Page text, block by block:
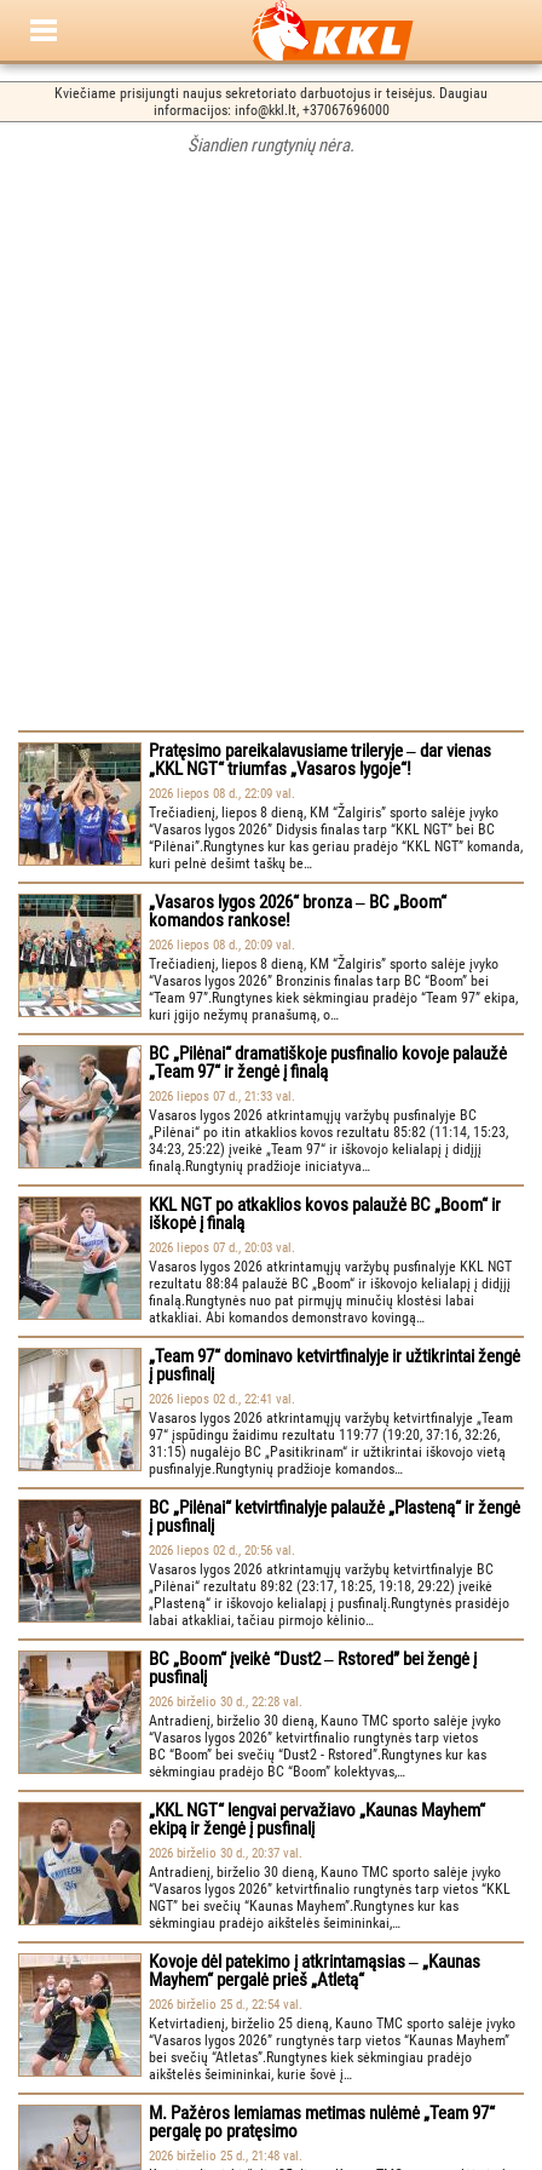
Kviečiame prisijungti naujus sekretoriato darbuotojus ir teisėjus. Daugiau
informacijos: info@kkl.lt, +37067696000
Šiandien rungtynių nėra.
Pratęsimo pareikalavusiame trileryje ‒ dar vienas
„KKL NGT“ triumfas „Vasaros lygoje“!
2026 liepos 08 d., 22:09 val.
Trečiadienį, liepos 8 dieną, KM “Žalgiris” sporto salėje įvyko
“Vasaros lygos 2026” Didysis finalas tarp “KKL NGT” bei BC
“Pilėnai”.Rungtynes kur kas geriau pradėjo “KKL NGT” komanda,
kuri pelnė dešimt taškų be…
„Vasaros lygos 2026“ bronza ‒ BC „Boom“
komandos rankose!
2026 liepos 08 d., 20:09 val.
Trečiadienį, liepos 8 dieną, KM “Žalgiris” sporto salėje įvyko
“Vasaros lygos 2026” Bronzinis finalas tarp BC “Boom” bei
“Team 97”.Rungtynes kiek sėkmingiau pradėjo “Team 97” ekipa,
kuri įgijo nežymų pranašumą, o…
BC „Pilėnai“ dramatiškoje pusfinalio kovoje palaužė
„Team 97“ ir žengė į finalą
2026 liepos 07 d., 21:33 val.
Vasaros lygos 2026 atkrintamųjų varžybų pusfinalyje BC
„Pilėnai“ po itin atkaklios kovos rezultatu 85:82 (11:14, 15:23,
34:23, 25:22) įveikė „Team 97“ ir iškovojo kelialapį į didįjį
finalą.Rungtynių pradžioje iniciatyva…
KKL NGT po atkaklios kovos palaužė BC „Boom“ ir
iškopė į finalą
2026 liepos 07 d., 20:03 val.
Vasaros lygos 2026 atkrintamųjų varžybų pusfinalyje KKL NGT
rezultatu 88:84 palaužė BC „Boom“ ir iškovojo kelialapį į didįjį
finalą.Rungtynės nuo pat pirmųjų minučių klostėsi labai
atkakliai. Abi komandos demonstravo kovingą…
„Team 97“ dominavo ketvirtfinalyje ir užtikrintai žengė
į pusfinalį
2026 liepos 02 d., 22:41 val.
Vasaros lygos 2026 atkrintamųjų varžybų ketvirtfinalyje „Team
97“ įspūdingu žaidimu rezultatu 119:77 (19:20, 37:16, 32:26,
31:15) nugalėjo BC „Pasitikrinam“ ir užtikrintai iškovojo vietą
pusfinalyje.Rungtynių pradžioje komandos…
BC „Pilėnai“ ketvirtfinalyje palaužė „Plasteną“ ir žengė
į pusfinalį
2026 liepos 02 d., 20:56 val.
Vasaros lygos 2026 atkrintamųjų varžybų ketvirtfinalyje BC
„Pilėnai“ rezultatu 89:82 (23:17, 18:25, 19:18, 29:22) įveikė
„Plasteną“ ir iškovojo kelialapį į pusfinalį.Rungtynės prasidėjo
labai atkakliai, tačiau pirmojo kėlinio…
BC „Boom“ įveikė “Dust2 ‒ Rstored” bei žengė į
pusfinalį
2026 birželio 30 d., 22:28 val.
Antradienį, birželio 30 dieną, Kauno TMC sporto salėje įvyko
“Vasaros lygos 2026” ketvirtfinalio rungtynės tarp vietos
BC “Boom” bei svečių “Dust2 - Rstored”.Rungtynes kur kas
sėkmingiau pradėjo BC “Boom” kolektyvas,…
„KKL NGT“ lengvai pervažiavo „Kaunas Mayhem“
ekipą ir žengė į pusfinalį
2026 birželio 30 d., 20:37 val.
Antradienį, birželio 30 dieną, Kauno TMC sporto salėje įvyko
“Vasaros lygos 2026” ketvirtfinalio rungtynės tarp vietos “KKL
NGT” bei svečių “Kaunas Mayhem”.Rungtynes kur kas
sėkmingiau pradėjo aikštelės šeimininkai,…
Kovoje dėl patekimo į atkrintamąsias ‒ „Kaunas
Mayhem“ pergalė prieš „Atletą“
2026 birželio 25 d., 22:54 val.
Ketvirtadienį, birželio 25 dieną, Kauno TMC sporto salėje įvyko
“Vasaros lygos 2026” rungtynės tarp vietos “Kaunas Mayhem”
bei svečių “Atletas”.Rungtynes kiek sėkmingiau pradėjo
aikštelės šeimininkai, kurie šovė į…
M. Pažėros lemiamas metimas nulėmė „Team 97“
pergalę po pratęsimo
2026 birželio 25 d., 21:48 val.